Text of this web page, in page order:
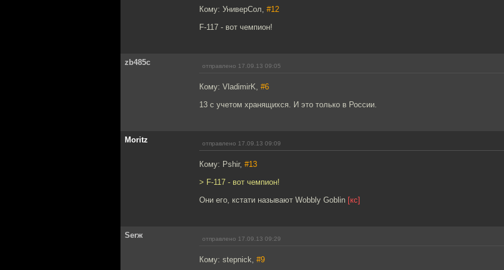
Кому: УниверСол, #12
F-117 - вот чемпион!
zb485c отправлено 17.09.13 09:05
Кому: VladimirK, #6
13 с учетом хранящихся. И это только в России.
Moritz отправлено 17.09.13 09:09
Кому: Pshir, #13
> F-117 - вот чемпион!
Они его, кстати называют Wobbly Goblin [кс]
Serж отправлено 17.09.13 09:29
Кому: stepnick, #9